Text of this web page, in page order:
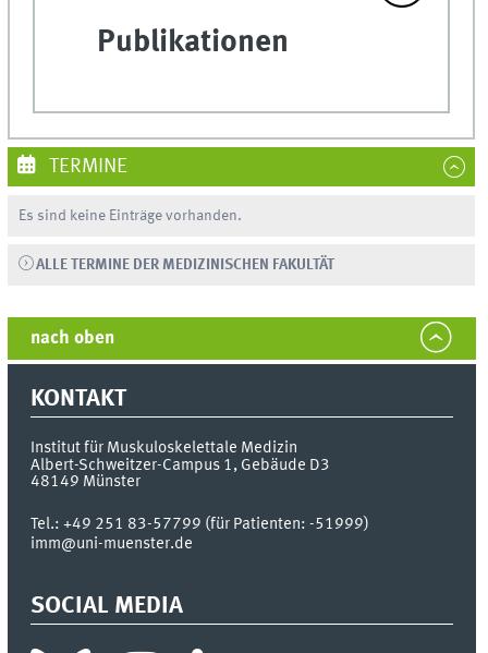
Publikationen
TERMINE
Es sind keine Einträge vorhanden.
ALLE TERMINE DER MEDIZINISCHEN FAKULTÄT
nach oben
KONTAKT
Institut für Muskuloskelettale Medizin
Albert-Schweitzer-Campus 1, Gebäude D3
48149 Münster
Tel.:+49 251 83-57799 (für Patienten: -51999)
imm@uni-muenster.de
SOCIAL MEDIA